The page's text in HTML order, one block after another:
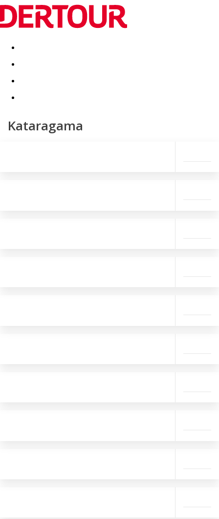
Destinatii Vacanta perfecta OFERTE DE NERATAT
Kataragama